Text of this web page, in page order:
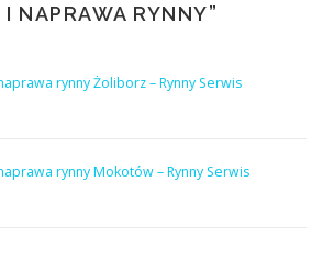
NAPRAWA RYNNY”
rynny Żoliborz – Rynny Serwis
rynny Mokotów – Rynny Serwis